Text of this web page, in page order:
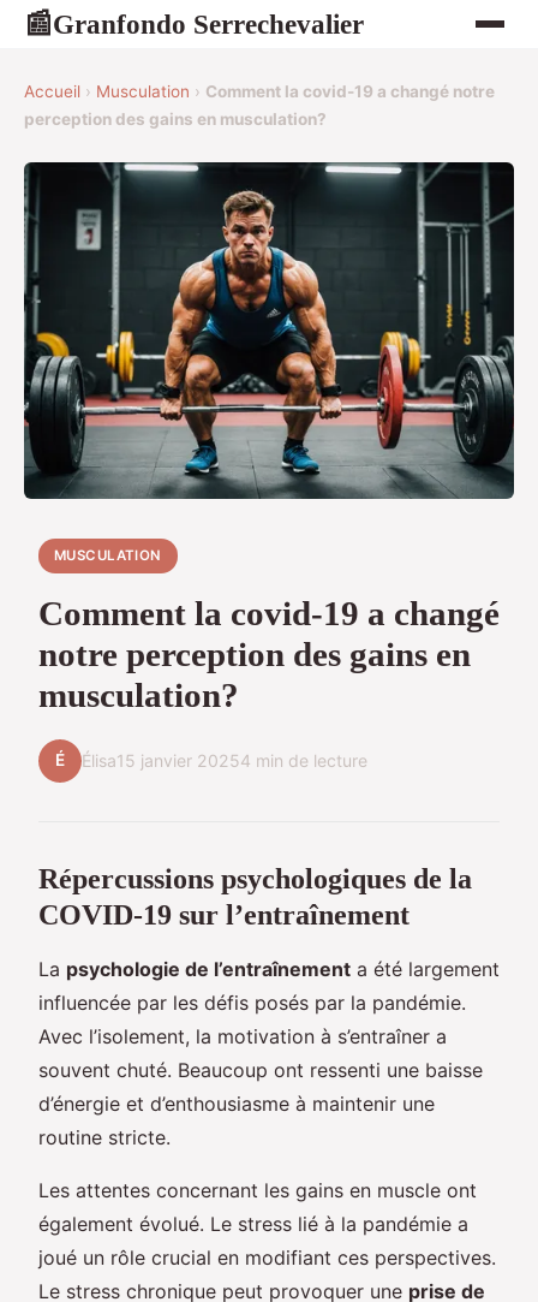
📰Granfondo Serrechevalier
Accueil › Musculation › Comment la covid-19 a changé notre
perception des gains en musculation?
MUSCULATION
Comment la covid-19 a changé
notre perception des gains en
musculation?
É Élisa15 janvier 20254 min de lecture
Répercussions psychologiques de la
COVID-19 sur l’entraînement
La psychologie de l’entraînement a été largement
influencée par les défis posés par la pandémie.
Avec l’isolement, la motivation à s’entraîner a
souvent chuté. Beaucoup ont ressenti une baisse
d’énergie et d’enthousiasme à maintenir une
routine stricte.
Les attentes concernant les gains en muscle ont
également évolué. Le stress lié à la pandémie a
joué un rôle crucial en modifiant ces perspectives.
Le stress chronique peut provoquer une prise de